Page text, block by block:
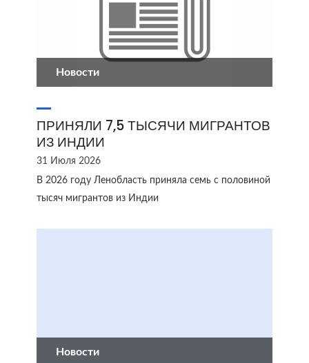
Новости
ПРИНЯЛИ 7,5 ТЫСЯЧИ МИГРАНТОВ
ИЗ ИНДИИ
31 Июля 2026
В 2026 году Ленобласть приняла семь с половиной
тысяч мигрантов из Индии
Новости